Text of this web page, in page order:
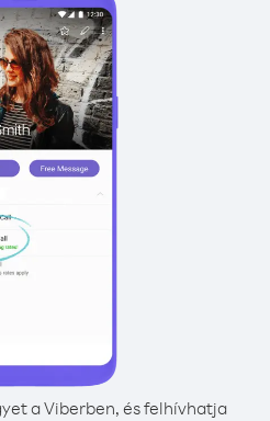
a Viberben, és felhívhatja